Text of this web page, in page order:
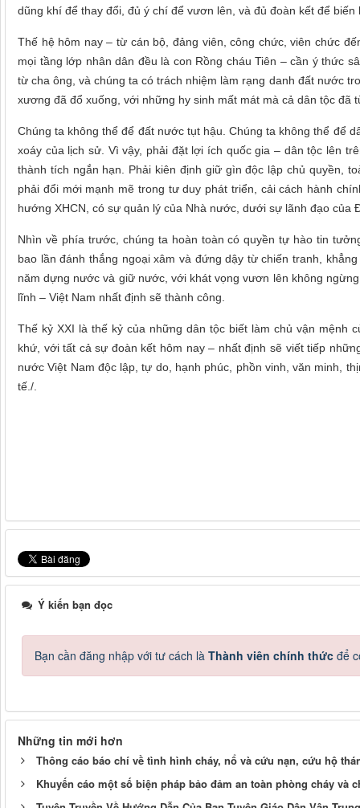
dũng khí để thay đổi, đủ ý chí để vươn lên, và đủ đoàn kết để
Thế hệ hôm nay – từ cán bộ, đảng viên, công chức, viên chức
mọi tầng lớp nhân dân đều là con Rồng cháu Tiên – cần ý thức
từ cha ông, và chúng ta có trách nhiệm làm rạng danh đất nước
xương đã đổ xuống, với những hy sinh mất mát mà cả dân tộc đã
Chúng ta không thể để đất nước tụt hậu. Chúng ta không thể để
xoáy của lịch sử. Vì vậy, phải đặt lợi ích quốc gia – dân tộc lên
thành tích ngắn hạn. Phải kiên định giữ gìn độc lập chủ quyền,
phải đổi mới mạnh mẽ trong tư duy phát triển, cải cách hành
hướng XHCN, có sự quản lý của Nhà nước, dưới sự lãnh đạo của
Nhìn về phía trước, chúng ta hoàn toàn có quyền tự hào tin
bao lần đánh thắng ngoại xâm và đứng dậy từ chiến tranh,
năm dựng nước và giữ nước, với khát vọng vươn lên không
lĩnh – Việt Nam nhất định sẽ thành công.
Thế kỷ XXI là thế kỷ của những dân tộc biết làm chủ vận mệnh
khứ, với tất cả sự đoàn kết hôm nay – nhất định sẽ viết tiếp
nước Việt Nam độc lập, tự do, hạnh phúc, phồn vinh, văn minh,
tế./.
Ý kiến bạn đọc
Bạn cần đăng nhập với tư cách là Thành viên chính thức để
Những tin mới hơn
Thông cáo báo chí về tình hình cháy, nổ và cứu nạn, cứu hộ
Khuyến cáo một số biện pháp bảo đảm an toàn phòng cháy